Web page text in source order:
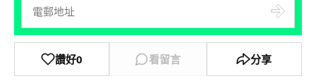
讚好0 看留言 分享